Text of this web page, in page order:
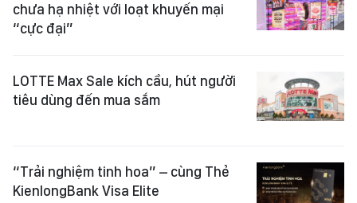
chưa hạ nhiệt với loạt khuyến mại
“cực đại”
LOTTE Max Sale kích cầu, hút người
tiêu dùng đến mua sắm
“Trải nghiệm tinh hoa” – cùng Thẻ
KienlongBank Visa Elite